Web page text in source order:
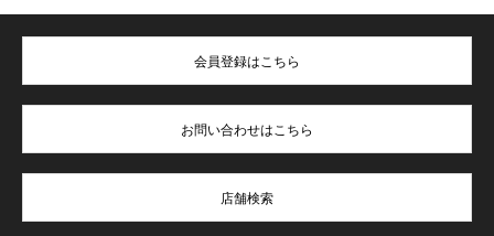
会員登録はこちら
お問い合わせはこちら
店舗検索